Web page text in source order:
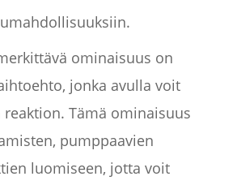
ominaisuus on
jonka avulla voit
Tämä ominaisuus
pumppaavien
luomiseen, jotta voit